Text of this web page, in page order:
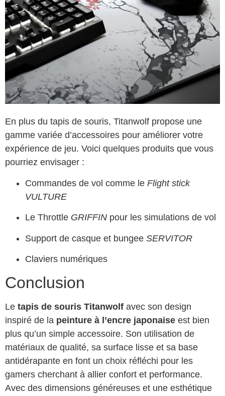
En plus du tapis de souris, Titanwolf propose une
gamme variée d’accessoires pour améliorer votre
expérience de jeu. Voici quelques produits que vous
pourriez envisager :
Commandes de vol comme le Flight stick
VULTURE
Le Throttle GRIFFIN pour les simulations de vol
Support de casque et bungee SERVITOR
Claviers numériques
Conclusion
Le tapis de souris Titanwolf avec son design
inspiré de la peinture à l’encre japonaise est bien
plus qu’un simple accessoire. Son utilisation de
matériaux de qualité, sa surface lisse et sa base
antidérapante en font un choix réfléchi pour les
gamers cherchant à allier confort et performance.
Avec des dimensions généreuses et une esthétique